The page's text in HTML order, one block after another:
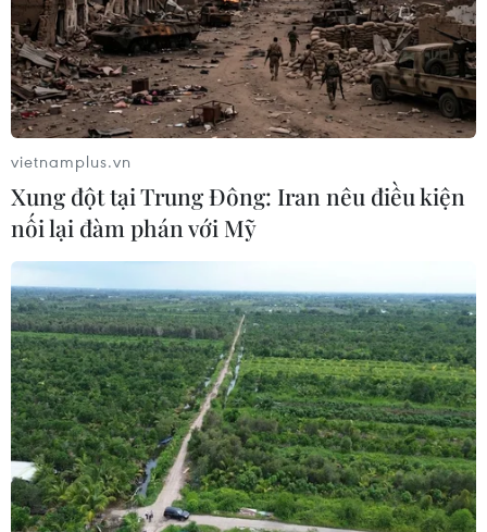
vietnamplus.vn
Xung đột tại Trung Đông: Iran nêu điều kiện
nối lại đàm phán với Mỹ